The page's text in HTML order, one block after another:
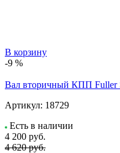
В корзину
-9 %
Вал вторичный КПП Fuller
Артикул: 18729
Есть в наличии
4 200 руб.
4 620 руб.